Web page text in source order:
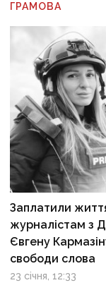
ГРАМОВА
Заплатили
журналістам з
Євгену
свободи слова
23 січня, 12:33